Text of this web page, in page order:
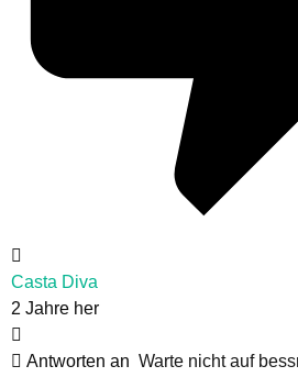
Casta Diva
2 Jahre her
Antworten an Warte nicht auf